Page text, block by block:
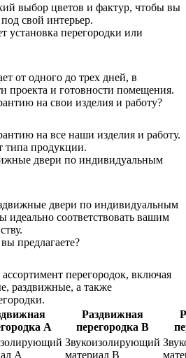
выбор цветов и фактур, чтобы вы
свой интерьер.
установка перегородки или
от одного до трех дней, в
проекта и готовности помещения.
на свои изделия и работу?
на все наши изделия и работу.
типа продукции.
двери по индивидуальным
двери по индивидуальным
идеально соответствовать вашим
предлагаете?
перегородок, включая
раздвижные, а также
A
Раздвижная
перегородка B
A
Звукоизолирующий
материал B